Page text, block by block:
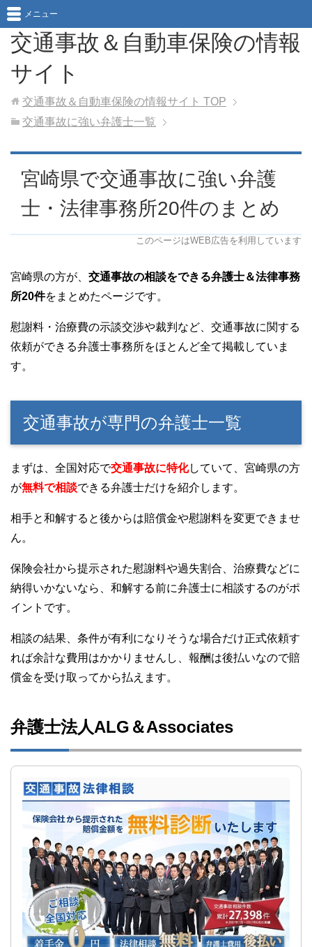
交通事故＆自動車保険の情報
サイト
メニュー
交通事故＆自動車保険の情報サイト TOP
交通事故に強い弁護士一覧
宮崎県で交通事故に強い弁護
士・法律事務所20件のまとめ
このページはWEB広告を利用しています
宮崎県の方が、 交通事故の相談をできる弁護士＆法律事務
所20件をまとめたページです。
慰謝料・治療費の示談交渉や裁判など、交通事故に関する
依頼ができる弁護士事務所をほとんど全て掲載していま
す。
交通事故が専門の弁護士一覧
まずは、全国対応で交通事故に特化していて、宮崎県の方
が無料で相談できる弁護士だけを紹介します。
相手と和解すると後からは賠償金や慰謝料を変更できませ
ん。
保険会社から提示された慰謝料や過失割合、治療費などに
納得いかないなら、和解する前に弁護士に相談するのがポ
イントです。
相談の結果、条件が有利になりそうな場合だけ正式依頼す
れば余計な費用はかかりませんし、報酬は後払いなので賠
償金を受け取ってから払えます。
弁護士法人ALG＆Associates